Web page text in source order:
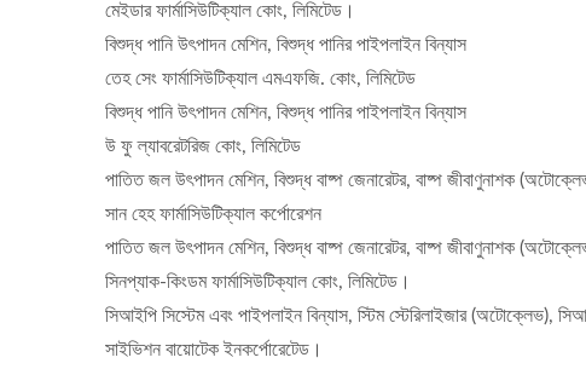
মেইডার ফার্মাসিউটিক্যাল কোং, লিমিটেড।
বিশুদ্ধ পানি উৎপাদন মেশিন, বিশুদ্ধ পানির পাইপলাইন বিন্যাস
তেহ সেং ফার্মাসিউটিক্যাল এমএফজি. কোং, লিমিটেড
বিশুদ্ধ পানি উৎপাদন মেশিন, বিশুদ্ধ পানির পাইপলাইন বিন্যাস
উ ফু ল্যাবরেটরিজ কোং, লিমিটেড
পাতিত জল উৎপাদন মেশিন, বিশুদ্ধ বাষ্প জেনারেটর, বাষ্প জীবাণুনাশক
সান হেহ ফার্মাসিউটিক্যাল কর্পোরেশন
পাতিত জল উৎপাদন মেশিন, বিশুদ্ধ বাষ্প জেনারেটর, বাষ্প জীবাণুনাশক
সিনপ্যাক-কিংডম ফার্মাসিউটিক্যাল কোং, লিমিটেড।
সিআইপি সিস্টেম এবং পাইপলাইন বিন্যাস, স্টিম স্টেরিলাইজার (অটোক্লেভ),
সাইভিশন বায়োটেক ইনকর্পোরেটেড।